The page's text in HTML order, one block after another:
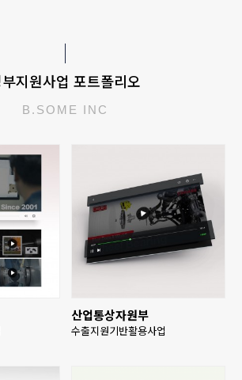
지원사업 포트폴리오
B.SOME INC